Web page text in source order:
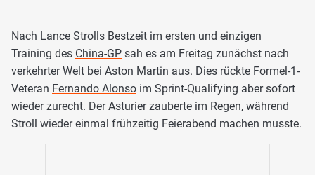
Nach Lance Strolls Bestzeit im ersten und einzigen
Training des China-GP sah es am Freitag zunächst nach
verkehrter Welt bei Aston Martin aus. Dies rückte Formel-1-
Veteran Fernando Alonso im Sprint-Qualifying aber sofort
wieder zurecht. Der Asturier zauberte im Regen, während
Stroll wieder einmal frühzeitig Feierabend machen musste.